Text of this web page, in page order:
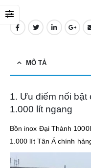
MÔ TẢ
1. Ưu điểm nổi
1.000 lít ngang
Bồn inox Đại Thành
1.000 lít Tân Á chính